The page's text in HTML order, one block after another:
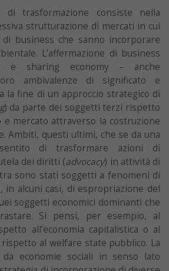
trasformazione consiste nella
strutturazione di mercati in cui
business che sanno incorporare
L’affermazione di business
e sharing economy – anche
ambivalenze di significato e
la fine di un approccio strategico di
) da parte dei soggetti terzi rispetto
mercato attraverso la costruzione
Ambiti, questi ultimi, che se da una
di trasformare azioni di
dei diritti (advocacy) in attività di
sono stati soggetti a fenomeni di
in alcuni casi, di espropriazione del
soggetti economici dominanti che
Si pensi, per esempio, al
all’economia capitalistica o al
al welfare state pubblico. La
economie sociali in senso lato